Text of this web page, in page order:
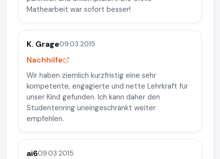
Mathearbeit war sofort besser!
K. Grage09.03.2015
Nachhilfe
Wir haben ziemlich kurzfristig eine sehr
kompetente, engagierte und nette Lehrkraft für
unser Kind gefunden. Ich kann daher den
Studentenring uneingeschränkt weiter
empfehlen.
ai609.03.2015